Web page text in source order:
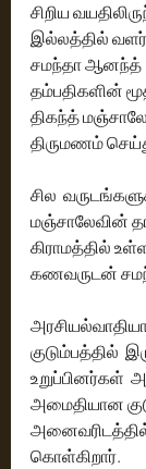
சிறிய
இல்லத்தில்
சமந்தா
தம்பதிகளின்
திகந்த்
திருமணம்
சில
மஞ்சாலேவின்
கிராமத்தில்
கணவருடன்
குடும்பத்தில்
உறுப்பினர்கள்
அமைதியான
கொள்கிறார்.